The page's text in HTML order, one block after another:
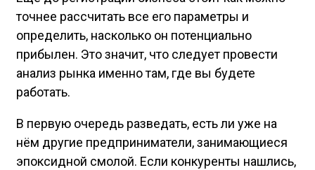
точнее рассчитать все его параметры и
определить, насколько он потенциально
прибылен. Это значит, что следует провести
анализ рынка именно там, где вы будете
работать.
В первую очередь разведать, есть ли уже на
нём другие предприниматели, занимающиеся
эпоксидной смолой. Если конкуренты нашлись,